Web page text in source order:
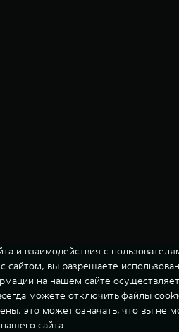
и взаимодействия с
сайтом, вы разрешаете
на нашем сайте
можете отключить файлы
это может означать, что вы не
сайта.